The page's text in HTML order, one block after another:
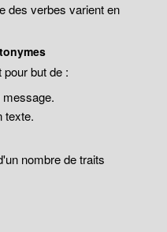
des verbes varient en
but de :
texte.
nombre de traits